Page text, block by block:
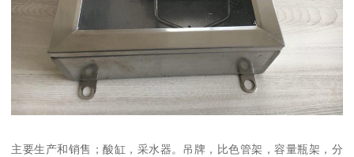
主要生产和销售；酸缸，采水器。吊牌，比色管架，容量瓶架，分